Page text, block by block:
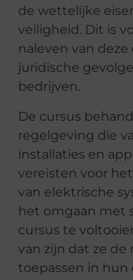
de wettelijke
veiligheid. Dit is
naleven van
juridische
bedrijven.
De cursus
regelgeving die
installaties en
vereisten voor
van elektrische
het omgaan met
cursus te
van zijn dat ze
toepassen in hun